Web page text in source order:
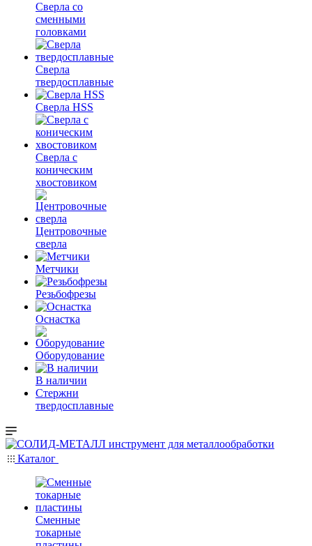
Сверла со
сменными
головками
Сверла
твердосплавные
Сверла HSS
Сверла с
коническим
хвостовиком
Центровочные
сверла
Метчики
Резьбофрезы
Оснастка
Оборудование
В наличии
Стержни
твердосплавные
Каталог
Сменные
токарные